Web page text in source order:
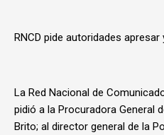
RNCD pide autoridades
La Red Nacional de
pidió a la Procuradora General
Brito; al director general de la